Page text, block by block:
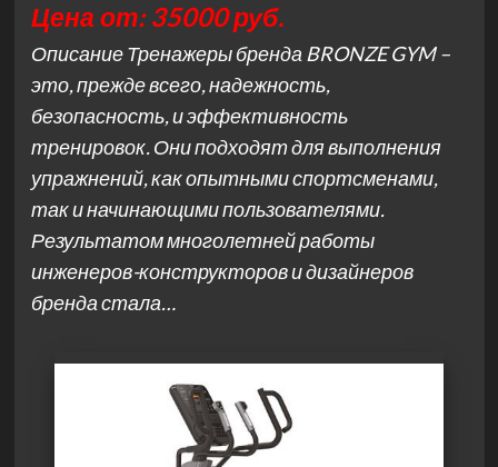
Цена от: 35000 руб.
Описание Тренажеры бренда BRONZE GYM –
это, прежде всего, надежность,
безопасность, и эффективность
тренировок. Они подходят для выполнения
упражнений, как опытными спортсменами,
так и начинающими пользователями.
Результатом многолетней работы
инженеров-конструкторов и дизайнеров
бренда стала…